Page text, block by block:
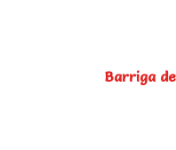
Barriga